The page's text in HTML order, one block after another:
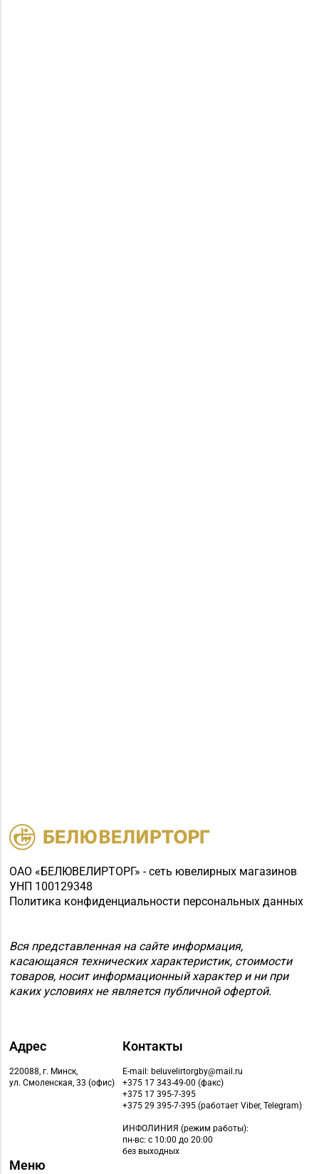
ОАО «БЕЛЮВЕЛИРТОРГ» - сеть ювелирных магазинов
УНП 100129348
Политика конфиденциальности персональных данных
Вся представленная на сайте информация,
касающаяся технических характеристик, стоимости
товаров, носит информационный характер и ни при
каких условиях не является публичной офертой.
Адрес
220088, г. Минск,
ул. Смоленская, 33 (офис)
Контакты
E-mail: beluvelirtorgby@mail.ru
+375 17 343-49-00 (факс)
+375 17 395-7-395
+375 29 395-7-395 (работает Viber, Telegram)
ИНФОЛИНИЯ (режим работы):
пн-вс: с 10:00 до 20:00
без выходных
Меню